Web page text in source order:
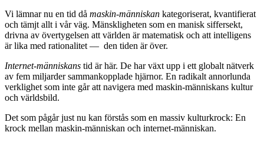
Vi lämnar nu en tid då maskin-människan kategoriserat, kvantifierat
och tämjt allt i vår väg. Mänskligheten som en manisk siffersekt,
drivna av övertygelsen att världen är matematisk och att intelligens
är lika med rationalitet — den tiden är över.
Internet-människans tid är här. De har växt upp i ett globalt nätverk
av fem miljarder sammankopplade hjärnor. En radikalt annorlunda
verklighet som inte går att navigera med maskin-människans kultur
och världsbild.
Det som pågår just nu kan förstås som en massiv kulturkrock: En
krock mellan maskin-människan och internet-människan.